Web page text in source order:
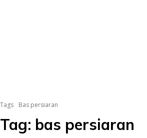
Tags Bas persiaran
Tag: bas persiaran